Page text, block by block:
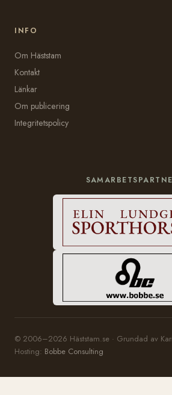
INFO
Om Häststam
Kontakt
Länkar
Om publicering
Integritetspolicy
© 2006–2026 Häststam.se · Grundad av
Hosting: Bobbe Consulting